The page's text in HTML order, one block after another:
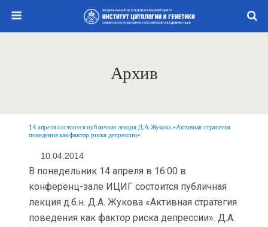
Архив
14 апреля состоится публичная лекция Д.А.Жукова «Активная стратегия
поведения как фактор риска депрессии»
10.04.2014
В понедельник 14 апреля в 16:00 в
конференц-зале ИЦИГ состоится публичная
лекция д.б.н. Д.А. Жукова «Активная стратегия
поведения как фактор риска депрессии». Д.А.